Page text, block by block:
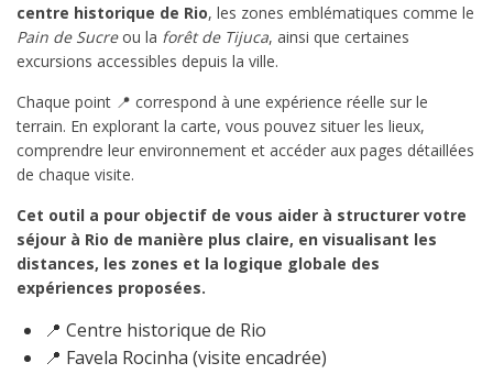
centre historique de Rio, les zones emblématiques comme le
Pain de Sucreou la forêt de Tijuca, ainsi que certaines
excursions accessibles depuis la ville.
Chaque point 📍 correspond à une expérience réelle sur le
terrain. En explorant la carte, vous pouvez situer les lieux,
comprendre leur environnement et accéder aux pages détaillées
de chaque visite.
Cet outil a pour objectif de vous aider à structurer votre
séjour à Rio de manière plus claire, en visualisant les
distances, les zones et la logique globale des
expériences proposées.
📍 Centre historique de Rio
📍 Favela Rocinha (visite encadrée)